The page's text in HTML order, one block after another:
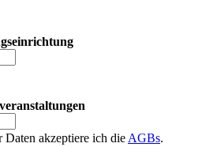
Daten akzeptiere ich dieAGBs.